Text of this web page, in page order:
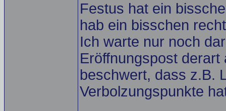
Festus hat ein
hab ein bisschen
Ich warte nur noch
Eröffnungspost
beschwert, dass z.B.
Verbolzungspunkte